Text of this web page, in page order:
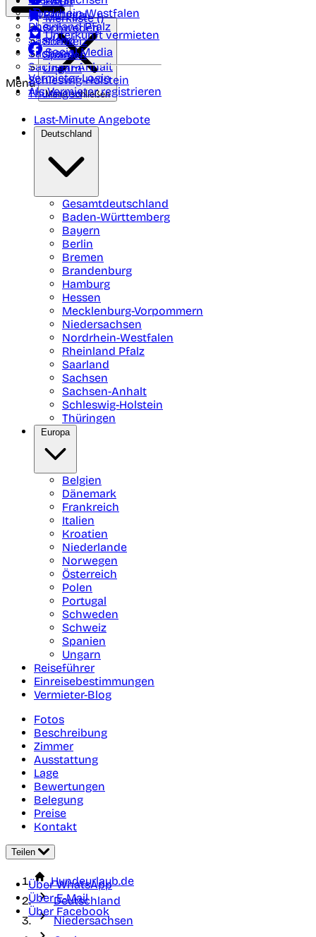
Nordrhein-Westfalen
Rheinland Pfalz
Saarland
Sachsen
Sachsen-Anhalt
Schleswig-Holstein
Thüringen
Portugal
Schweden
Schweiz
Spanien
Ungarn
Merkliste ()
Unterkunft vermieten
Social Media
Vermieter-Login
Als Vermieter registrieren
Menü
Menü schließen
Last-Minute Angebote
Deutschland
Gesamtdeutschland
Baden-Württemberg
Bayern
Berlin
Bremen
Brandenburg
Hamburg
Hessen
Mecklenburg-Vorpommern
Niedersachsen
Nordrhein-Westfalen
Rheinland Pfalz
Saarland
Sachsen
Sachsen-Anhalt
Schleswig-Holstein
Thüringen
Europa
Belgien
Dänemark
Frankreich
Italien
Kroatien
Niederlande
Norwegen
Österreich
Polen
Portugal
Schweden
Schweiz
Spanien
Ungarn
Reiseführer
Einreisebestimmungen
Vermieter-Blog
Fotos
Beschreibung
Zimmer
Ausstattung
Lage
Bewertungen
Belegung
Preise
Kontakt
Teilen
Über WhatsApp
Über E-Mail
Über Facebook
Hundeurlaub.de
Deutschland
Niedersachsen